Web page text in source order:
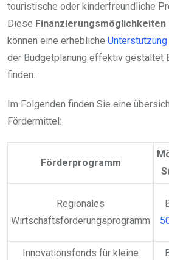
touristische oder kinderfreundliche
Diese
können eine erhebliche Unterstützung
der Budgetplanung effektiv gestaltet
finden.
Im Folgenden finden Sie eine
Fördermittel:
Förderprogramm
Regionales
Wirtschaftsförderungsprogramm
Innovationsfonds für kleine